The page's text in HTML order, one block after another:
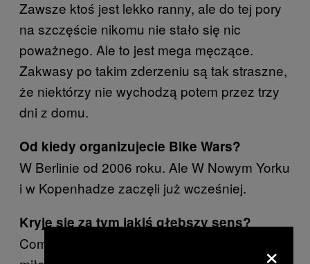
Zawsze ktoś jest lekko ranny, ale do tej pory
na szczęście nikomu nie stało się nic
poważnego. Ale to jest mega męczące.
Zakwasy po takim zderzeniu są tak straszne,
że niektórzy nie wychodzą potem przez trzy
dni z domu.
Od kiedy organizujecie Bike Wars?
W Berlinie od 2006 roku. Ale W Nowym Yorku
i w Kopenhadze zaczęli już wcześniej.
Kryje się za tym jakiś głębszy sens?
Come—build—destroy. Idea jest taka, żeby z
×